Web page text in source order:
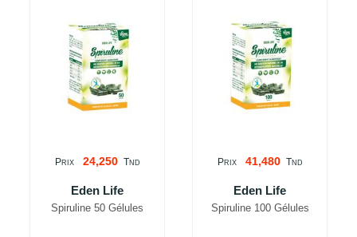
PRIX 24,250 TND
Eden Life
Spiruline 50 Gélules
PRIX 41,480 TND
Eden Life
Spiruline 100 Gélules